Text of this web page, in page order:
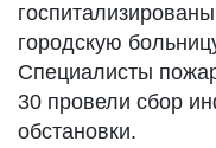
городскую
Специалисты
30 провели сбор
обстановки.